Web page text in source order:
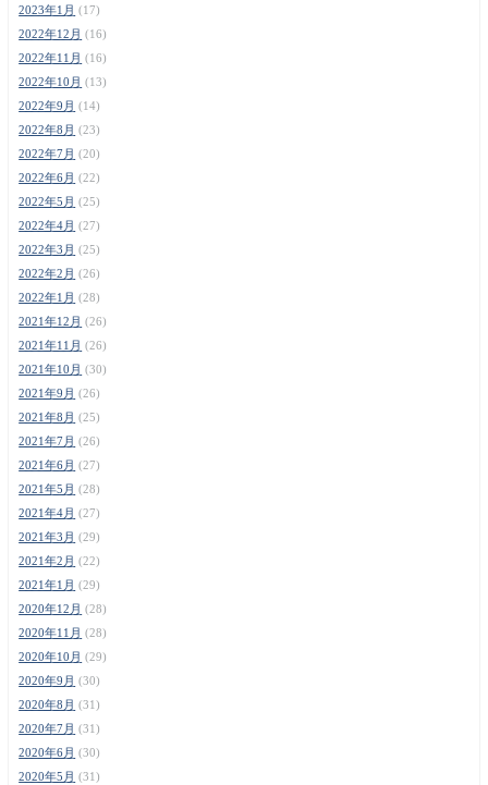
2023年1月 (17)
2022年12月 (16)
2022年11月 (16)
2022年10月 (13)
2022年9月 (14)
2022年8月 (23)
2022年7月 (20)
2022年6月 (22)
2022年5月 (25)
2022年4月 (27)
2022年3月 (25)
2022年2月 (26)
2022年1月 (28)
2021年12月 (26)
2021年11月 (26)
2021年10月 (30)
2021年9月 (26)
2021年8月 (25)
2021年7月 (26)
2021年6月 (27)
2021年5月 (28)
2021年4月 (27)
2021年3月 (29)
2021年2月 (22)
2021年1月 (29)
2020年12月 (28)
2020年11月 (28)
2020年10月 (29)
2020年9月 (30)
2020年8月 (31)
2020年7月 (31)
2020年6月 (30)
2020年5月 (31)